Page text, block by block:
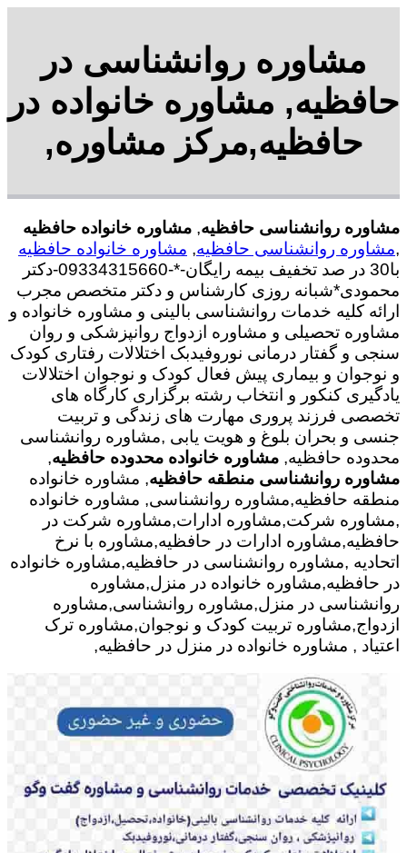
مشاوره روانشناسی در
حافظیه, مشاوره خانواده در
حافظیه,مرکز مشاوره,
مشاوره روانشناسی حافظیه, مشاوره خانواده حافظیه
,مشاوره روانشناسی حافظیه, مشاوره خانواده حافظیه
با30 در صد تخفیف بیمه رایگان-*-09334315660-دکتر
محمودی*شبانه روزی کارشناس و دکتر متخصص مجرب
ارائه کلیه خدمات روانشناسی بالینی و مشاوره خانواده و
مشاوره تحصیلی و مشاوره ازدواج روانپزشکی و روان
سنجی و گفتار درمانی نوروفیدبک اختلالات رفتاری کودک
و نوجوان و بیماری پیش فعال کودک و نوجوان اختلالات
یادگیری کنکور و انتخاب رشته برگزاری کارگاه های
تخصصی فرزند پروری مهارت های زندگی و تربیت
جنسی و بحران بلوغ و هویت یابی ,مشاوره روانشناسی
محدوده حافظیه, مشاوره خانواده محدوده حافظیه,
مشاوره روانشناسی منطقه حافظیه, مشاوره خانواده
منطقه حافظیه,مشاوره روانشناسی, مشاوره خانواده
,مشاوره شرکت,مشاوره ادارات,مشاوره شرکت در
حافظیه,مشاوره ادارات در حافظیه,مشاوره با نرخ
اتحادیه ,مشاوره روانشناسی در حافظیه,مشاوره خانواده
در حافظیه,مشاوره خانواده در منزل,مشاوره
روانشناسی در منزل,مشاوره روانشناسی,مشاوره
ازدواج,مشاوره تربیت کودک و نوجوان,مشاوره ترک
اعتیاد , مشاوره خانواده در منزل در حافظیه,